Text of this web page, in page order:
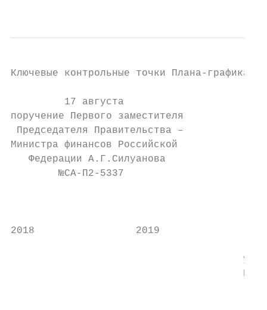
Ключевые контрольные точки Плана-графика*
17 августа
поручение Первого заместителя
Председателя Правительства –
Министра финансов Российской
Федерации А.Г.Силуанова
№СА-П2-5337
2018                 2019